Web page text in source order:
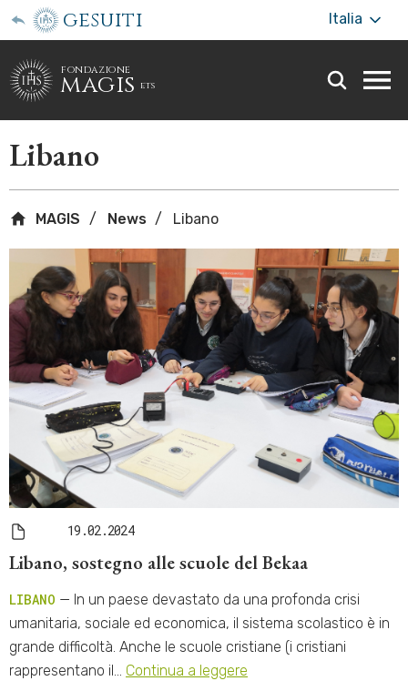
gesuiti Italia
fondazione
magis ets
Libano
MAGIS News Libano
19.02.2024
Libano, sostegno alle scuole del Bekaa
LIBANO — In un paese devastato da una profonda crisi
umanitaria, sociale ed economica, il sistema scolastico è in
grande difficoltà. Anche le scuole cristiane (i cristiani
rappresentano il… Continua a leggere